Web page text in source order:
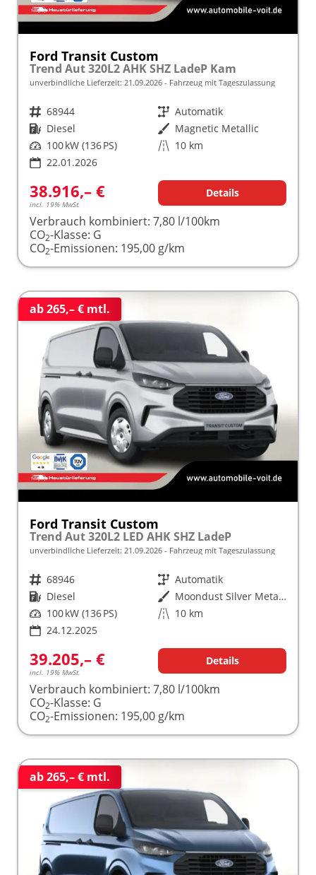
Ford Transit Custom
Trend Aut 320L2 AHK SHZ LadeP Kam
unverbindliche Lieferzeit: 21.09.2026 Fahrzeug mit Tageszulassung
Fahrzeugnr. 68944 Getriebe Automatik
Kraftstoff Diesel Außenfarbe Magnetic Metallic
Leistung 100 kW (136 PS) Kilometerstand 10 km
22.01.2026
38.916,– €
incl. 19% MwSt.
Details
Verbrauch kombiniert: 7,80 l/100km
CO2-Klasse: G
CO2-Emissionen: 195,00 g/km
ab 265,– € mtl.
Ford Transit Custom
Trend Aut 320L2 LED AHK SHZ LadeP
unverbindliche Lieferzeit: 21.09.2026 Fahrzeug mit Tageszulassung
Fahrzeugnr. 68946 Getriebe Automatik
Kraftstoff Diesel Außenfarbe
Moondust Silver Metallic
Leistung 100 kW (136 PS) Kilometerstand 10 km
24.12.2025
39.205,– €
incl. 19% MwSt.
Details
Verbrauch kombiniert: 7,80 l/100km
CO2-Klasse: G
CO2-Emissionen: 195,00 g/km
ab 265,– € mtl.